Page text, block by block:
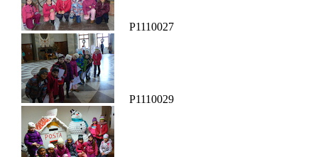
P1110027
P1110029